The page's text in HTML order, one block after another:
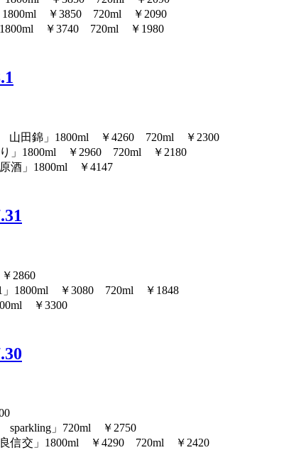
￥3850 720ml ￥2090
￥3740 720ml ￥1980
山田錦」1800ml ￥4260 720ml ￥2300
」1800ml ￥2960 720ml ￥2180
」1800ml ￥4147
2860
1800ml ￥3080 720ml ￥1848
￥3300
」720ml ￥2750
信交」1800ml ￥4290 720ml ￥2420